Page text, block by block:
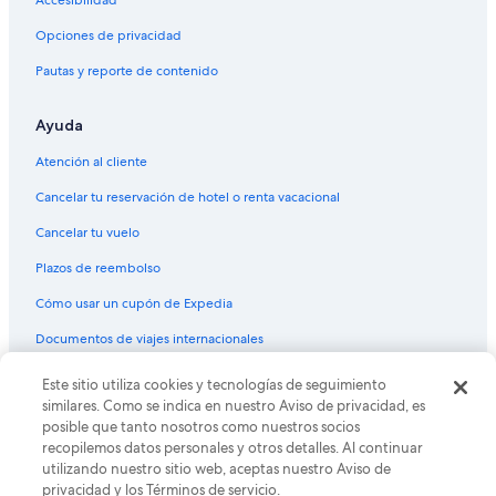
Vuelos de Larnaca (LCA) a Roma (ROM)
Vuelos de Lima (LIM) a Roma (ROM)
Vuelos de Londres (LON) a Roma (ROM)
Vuelos de La Paz (LPB) a Roma (ROM)
Vuelos de La Romana (LRM) a Roma (ROM)
Vuelos de Lyon (LYS) a Roma (ROM)
Vuelos de Orlando (MCO) a Roma (ROM)
Vuelos de Aeropuerto Internacional José María Córdova (MDE) a
Vuelos de Ciudad de México (MEX) a Roma (ROM)
Vuelos de McAllen (MFE) a Roma (ROM)
Vuelos de Miami (MIA) a Roma (ROM)
Vuelos de Milán (MIL) a Roma (ROM)
Vuelos de Montería (MTR) a Roma (ROM)
Opciones de privacidad
Pautas y reporte de contenido
Ayuda
Atención al cliente
Cancelar tu reservación de hotel o renta vacacional
Cancelar tu vuelo
Plazos de reembolso
Cómo usar un cupón de Expedia
Documentos de viajes internacionales
© 2026 Expedia, Inc., una empresa de Expedia Group. Todos los
derechos reservados. Expedia y el logo de Expedia son marcas
registradas o marcas comerciales de Expedia, Inc. CST# 2029030-50.
Este sitio utiliza cookies y tecnologías de seguimiento
similares. Como se indica en nuestro Aviso de privacidad, es
posible que tanto nosotros como nuestros socios
recopilemos datos personales y otros detalles. Al continuar
utilizando nuestro sitio web, aceptas nuestro Aviso de
privacidad y los Términos de servicio.